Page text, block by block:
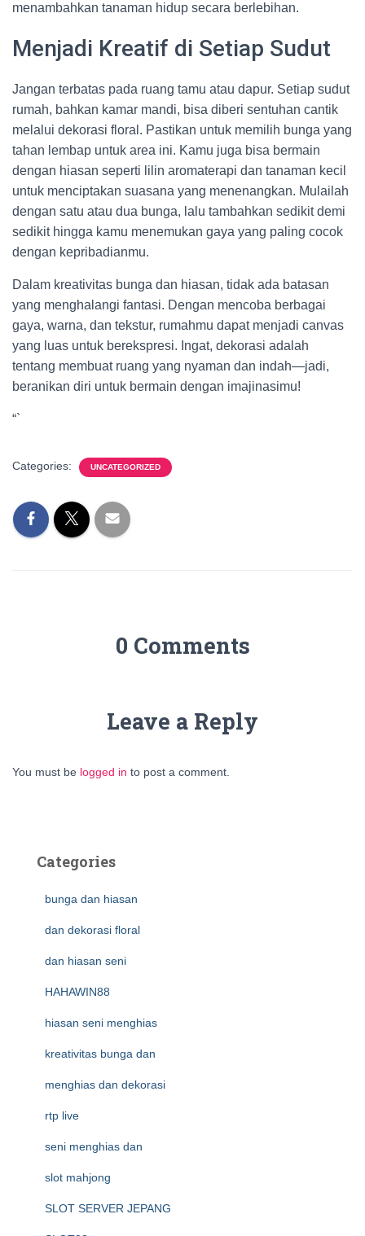
menambahkan tanaman hidup secara berlebihan.
Menjadi Kreatif di Setiap Sudut
Jangan terbatas pada ruang tamu atau dapur. Setiap sudut
rumah, bahkan kamar mandi, bisa diberi sentuhan cantik
melalui dekorasi floral. Pastikan untuk memilih bunga yang
tahan lembap untuk area ini. Kamu juga bisa bermain
dengan hiasan seperti lilin aromaterapi dan tanaman kecil
untuk menciptakan suasana yang menenangkan. Mulailah
dengan satu atau dua bunga, lalu tambahkan sedikit demi
sedikit hingga kamu menemukan gaya yang paling cocok
dengan kepribadianmu.
Dalam kreativitas bunga dan hiasan, tidak ada batasan
yang menghalangi fantasi. Dengan mencoba berbagai
gaya, warna, dan tekstur, rumahmu dapat menjadi canvas
yang luas untuk berekspresi. Ingat, dekorasi adalah
tentang membuat ruang yang nyaman dan indah—jadi,
beranikan diri untuk bermain dengan imajinasimu!
“`
Categories: UNCATEGORIZED
0 Comments
Leave a Reply
You must be logged in to post a comment.
Categories
bunga dan hiasan
dan dekorasi floral
dan hiasan seni
HAHAWIN88
hiasan seni menghias
kreativitas bunga dan
menghias dan dekorasi
rtp live
seni menghias dan
slot mahjong
SLOT SERVER JEPANG